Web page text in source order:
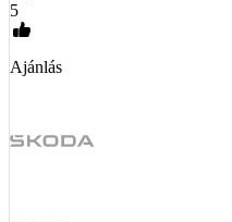
5
Ajánlás